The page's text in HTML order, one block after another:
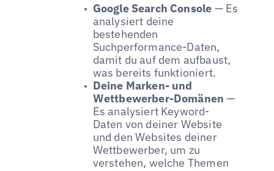
Google Search Console — Es
analysiert deine
bestehenden
Suchperformance-Daten,
damit du auf dem aufbaust,
was bereits funktioniert.
Deine Marken- und
Wettbewerber-Domänen —
Es analysiert Keyword-
Daten von deiner Website
und den Websites deiner
Wettbewerber, um zu
verstehen, welche Themen